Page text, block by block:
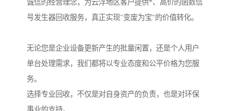
诚信的经营理念，为云浮地区客户提供*、高价的函数信
号发生器回收服务，真正实现"变废为宝"的价值转化。
无论您是企业设备更新产生的批量闲置，还是个人用户
单台处理需求，我们都将以专业态度和公平价格为您服
务。
选择专业回收，不仅是对自身资产的负责，也是对环保